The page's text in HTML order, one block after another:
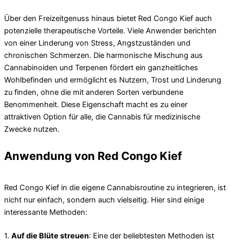
Über den Freizeitgenuss hinaus bietet Red Congo Kief auch
potenzielle therapeutische Vorteile. Viele Anwender berichten
von einer Linderung von Stress, Angstzuständen und
chronischen Schmerzen. Die harmonische Mischung aus
Cannabinoiden und Terpenen fördert ein ganzheitliches
Wohlbefinden und ermöglicht es Nutzern, Trost und Linderung
zu finden, ohne die mit anderen Sorten verbundene
Benommenheit. Diese Eigenschaft macht es zu einer
attraktiven Option für alle, die Cannabis für medizinische
Zwecke nutzen.
Anwendung von Red Congo Kief
Red Congo Kief in die eigene Cannabisroutine zu integrieren, ist
nicht nur einfach, sondern auch vielseitig. Hier sind einige
interessante Methoden:
1. Auf die Blüte streuen: Eine der beliebtesten Methoden ist